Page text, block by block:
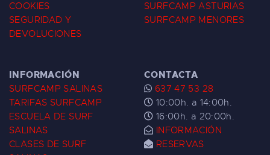
COOKIES
SEGURIDAD Y
DEVOLUCIONES
SURFCAMP ASTURIAS
SURFCAMP MENORES
INFORMACIÓN
SURFCAMP SALINAS
TARIFAS SURFCAMP
ESCUELA DE SURF
SALINAS
CLASES DE SURF
CONTACTA
637 47 53 28
10:00h. a 14:00h.
16:00h. a 20:00h.
INFORMACIÓN
RESERVAS